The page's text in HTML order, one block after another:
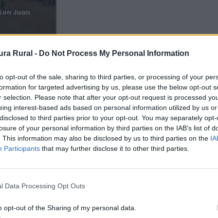
Rural - Do Not Process My Personal Information
opt-out of the sale, sharing to third parties, or processing of your
for targeted advertising by us, please use the below opt-out
selection. Please note that after your opt-out request is processed
interest-based ads based on personal information utilized by us
to third parties prior to your opt-out. You may separately
of your personal information by third parties on the IAB’s list of
This information may also be disclosed by us to third parties on the
Participants that may further disclose it to other third parties.
Data Processing Opt Outs
opt-out of the Sharing of my personal data.
Juan
Parque Natural Tajo Internacional
Alcántara, Brozas, Carbajo, Cedillo, Herrera
de Alcántara, Herreruela, Membrío, Salorino,
Santiago de Alcántara, Valencia de...